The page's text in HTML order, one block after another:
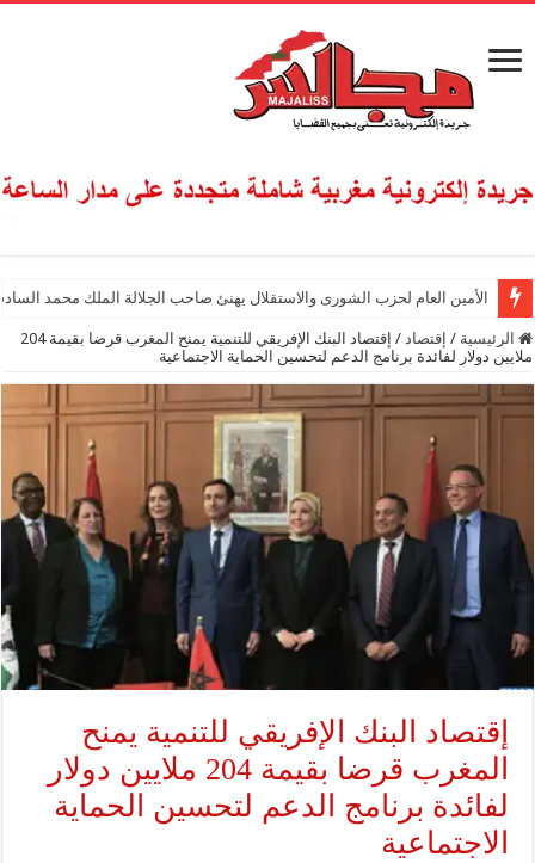
الأمين العام لحزب الشورى والاستقلال يهنئ صاحب الجلالة الملك محمد
الرئيسية / إقتصاد /
إقتصاد البنك الإفريقي للتنمية يمنح المغرب قرضا بقيمة 204
ملايين دولار لفائدة برنامج الدعم لتحسين الحماية الاجتماعية
إقتصاد البنك الإفريقي للتنمية يمنح
المغرب قرضا بقيمة 204 ملايين دولار
لفائدة برنامج الدعم لتحسين الحماية
الاجتماعية